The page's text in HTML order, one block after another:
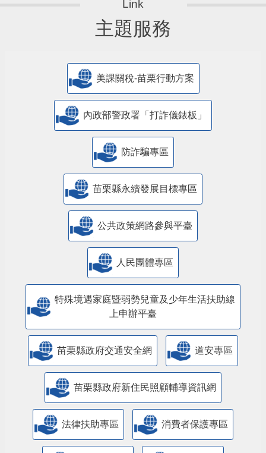
主題服務
美課關稅-苗栗行動方案
內政部警政署「打詐儀錶板」
防詐騙專區
苗栗縣永續發展目標專區
公共政策網路參與平臺
人民團體專區
特殊境遇家庭暨弱勢兒童及少年生活扶助線
上申辦平臺
苗栗縣政府交通安全網 道安專區
苗栗縣政府新住民照顧輔導資訊網
法律扶助專區 消費者保護專區